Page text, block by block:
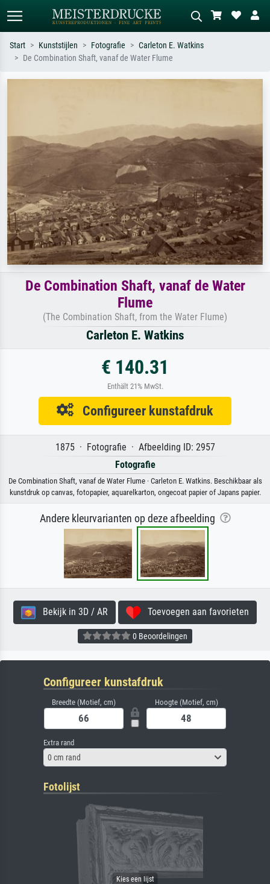
een boom.
Start Kunststijlen Fotografie
Carleton E. Watkins
De Combination Shaft, vanaf de Water Flume
De Combination Shaft, vanaf de Water
Flume
(The Combination Shaft, from the Water Flume)
Carleton E. Watkins
€ 140.31
Enthält 21% MwSt.
Configureer kunstafdruk
1875 · Fotografie · Afbeelding ID: 2957
Fotografie
De Combination Shaft, vanaf de Water Flume · Carleton E. Watkins. Beschikbaar als
kunstdruk op canvas, fotopapier, aquarelkarton, ongecoat papier of Japans papier.
Andere kleurvarianten op deze afbeelding
Bekijk in 3D / AR Toevoegen aan favorieten
0 Beoordelingen
Configureer kunstafdruk
Breedte (Motief, cm) Hoogte (Motief, cm)
Extra rand
0 cm rand
Fotolijst